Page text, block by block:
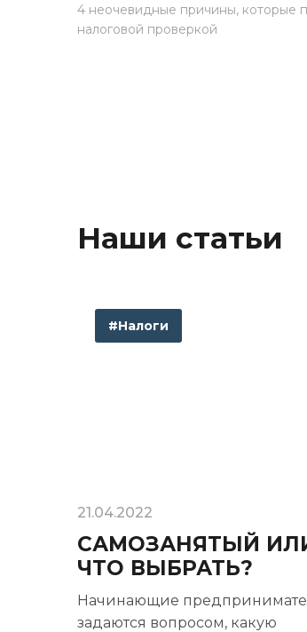
4 неочевидные причины, которые
налоговой проверкой
Наши статьи
#Налоги
21.04.2022
САМОЗАНЯТЫЙ
ЧТО ВЫБРАТЬ?
Начинающие
задаются вопросом, какую